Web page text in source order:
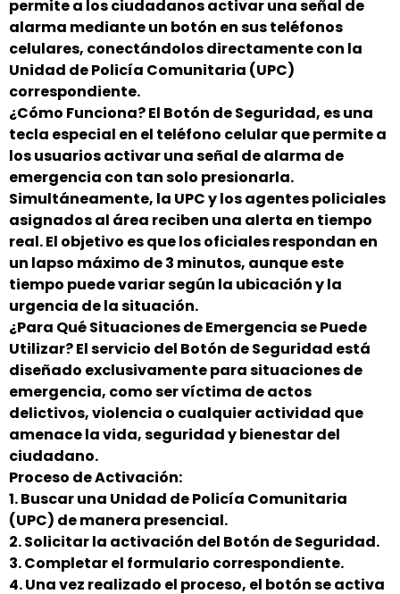
permite a los ciudadanos activar una señal de
alarma mediante un botón en sus teléfonos
celulares, conectándolos directamente con la
Unidad de Policía Comunitaria (UPC)
correspondiente.
¿Cómo Funciona? El Botón de Seguridad, es una
tecla especial en el teléfono celular que permite a
los usuarios activar una señal de alarma de
emergencia con tan solo presionarla.
Simultáneamente, la UPC y los agentes policiales
asignados al área reciben una alerta en tiempo
real. El objetivo es que los oficiales respondan en
un lapso máximo de 3 minutos, aunque este
tiempo puede variar según la ubicación y la
urgencia de la situación.
¿Para Qué Situaciones de Emergencia se Puede
Utilizar? El servicio del Botón de Seguridad está
diseñado exclusivamente para situaciones de
emergencia, como ser víctima de actos
delictivos, violencia o cualquier actividad que
amenace la vida, seguridad y bienestar del
ciudadano.
Proceso de Activación:
1. Buscar una Unidad de Policía Comunitaria
(UPC) de manera presencial.
2. Solicitar la activación del Botón de Seguridad.
3. Completar el formulario correspondiente.
4. Una vez realizado el proceso, el botón se activa